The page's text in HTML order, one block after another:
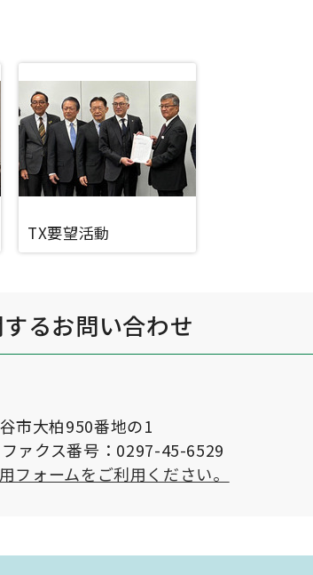
TX要望活動
るお問い合わせ
市大柏950番地の1
ァクス番号：0297-45-6529
フォームをご利用ください。